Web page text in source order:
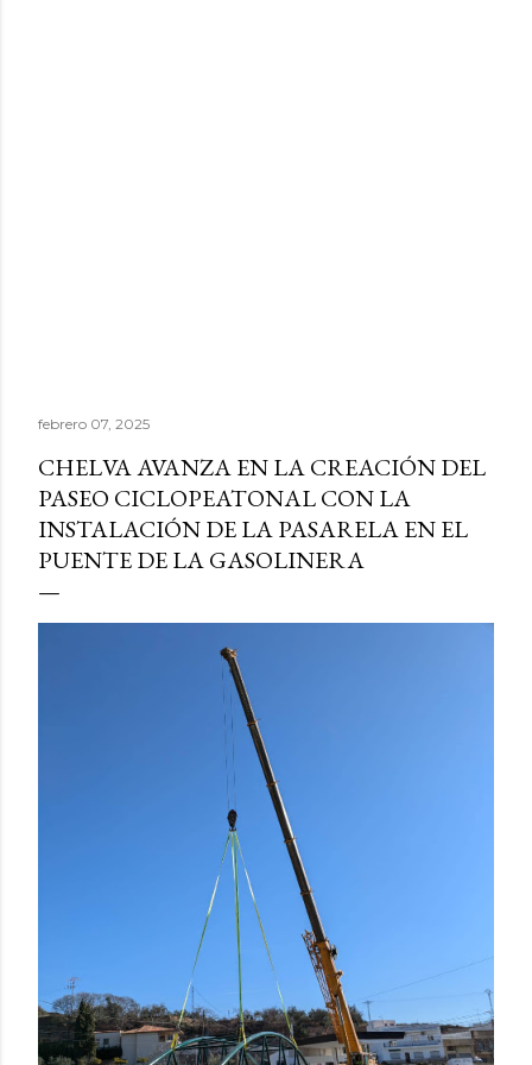
febrero 07, 2025
CHELVA AVANZA EN LA CREACIÓN DEL
PASEO CICLOPEATONAL CON LA
INSTALACIÓN DE LA PASARELA EN EL
PUENTE DE LA GASOLINERA